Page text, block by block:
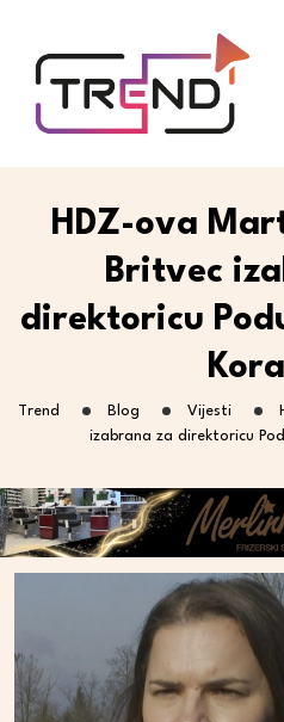
HDZ-ova
Britvec
direktoricu
Trend Blog Vijesti
izabrana za direktoricu